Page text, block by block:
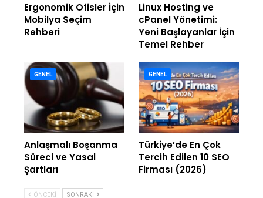
Ergonomik Ofisler İçin
Mobilya Seçim
Rehberi
Linux Hosting ve
cPanel Yönetimi:
Yeni Başlayanlar İçin
Temel Rehber
GENEL
Anlaşmalı Boşanma
Süreci ve Yasal
Şartları
GENEL
Türkiye’de En Çok
Tercih Edilen 10 SEO
Firması (2026)
ÖNCEKI SONRAKI